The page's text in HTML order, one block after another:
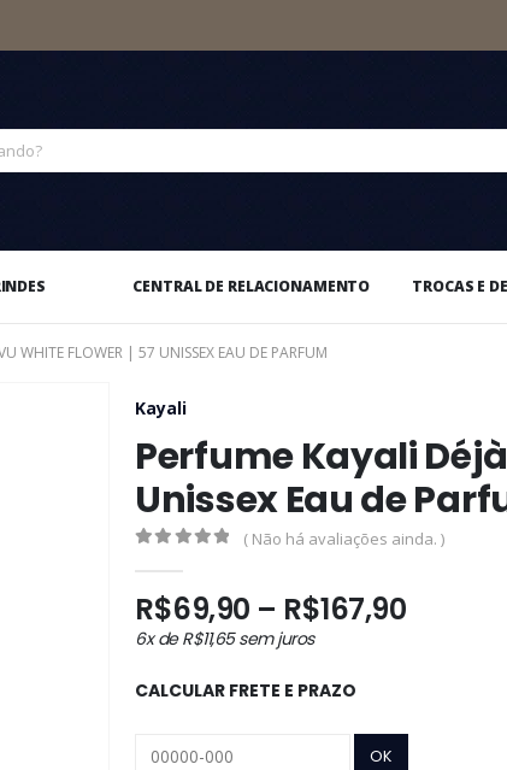
CENTRAL DE RELACIONAMENTO TROCAS E
WHITE FLOWER | 57 UNISSEX EAU DE PARFUM
Kayali
Perfume Kayali
Unissex Eau de
( Não há avaliações ainda. )
R$69,90 – R$167,90Faixa
através
6x deR$11,65sem juros
CALCULAR FRETE E PRAZO